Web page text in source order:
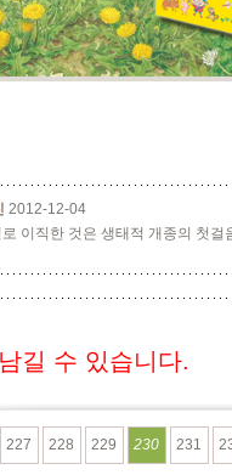
2012-12-04
이직한 것은 생태적 개종의 첫걸
길 수 있습니다.
227 228 229 230 231